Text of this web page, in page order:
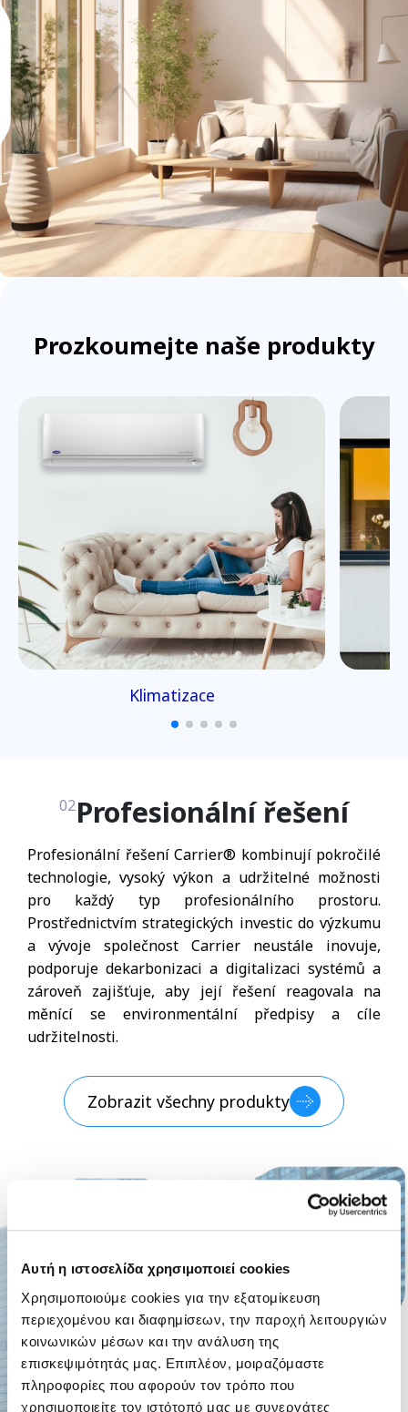
Αυτή η ιστοσελίδα χρησιμοποιεί cookies
Χρησιμοποιούμε cookies για την εξατομίκευση
περιεχομένου και διαφημίσεων, την παροχή λειτουργιών
κοινωνικών μέσων και την ανάλυση της
επισκεψιμότητάς μας. Επιπλέον, μοιραζόμαστε
πληροφορίες που αφορούν τον τρόπο που
χρησιμοποιείτε τον ιστότοπό μας με συνεργάτες
Prozkoumejte naše produkty
Klimatizace
02Profesionální řešení
Profesionální řešení Carrier® kombinují pokročilé
technologie, vysoký výkon a udržitelné možnosti
pro každý typ profesionálního prostoru.
Prostřednictvím strategických investic do výzkumu
a vývoje společnost Carrier neustále inovuje,
podporuje dekarbonizaci a digitalizaci systémů a
zároveň zajišťuje, aby její řešení reagovala na
měnící se environmentální předpisy a cíle
udržitelnosti.
Zobrazit všechny produkty